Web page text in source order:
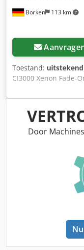
Borken 113 km
Toestand:
CI3000 Xenon Fade-
en het Fade-
regelsystemen,
baanbrekende
optische
serie is door veel
coatingsindustrie,
als exclusief
en herhaalbare
Kenmerken: Type
Lichtbron met
en kleurstoffen
bouw
Verpakkingen
Kunststoffen Textiel
Door